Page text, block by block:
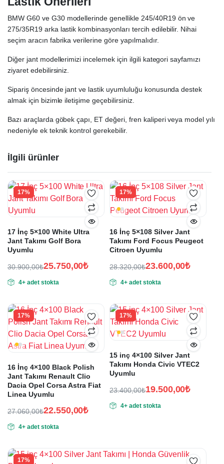
BMW G60 ve G30 modellerinde genellikle 245/40R19 ön ve
275/35R19 arka lastik kombinasyonları tercih edilebilir. Nihai
seçim aracın fabrika verilerine göre yapılmalıdır.
Diğer jant modellerimizi incelemek için ilgili kategori sayfamızı
ziyaret edebilirsiniz.
Sipariş öncesinde jant ve lastik uyumluluğu konusunda destek
almak için bizimle iletişime geçebilirsiniz.
Bazı araçlarda göbek çapı, ET değeri, fren kaliperi veya model yılı
nedeniyle ek teknik kontrol gerekebilir.
İlgili ürünler
17%
17 İnç 5×100 White Ultra
Jant Takımı Golf Bora
Uyumlu
30.900,00₺
fiyat:
25.750,00₺
andaki
25.750,00₺.
4+ adet stokta
17%
16 İnç 5×108 Silver Jant
Takımı Ford Focus Peugeot
Citroen Uyumlu
28.320,00₺
fiyat:
23.600,00₺
andaki
23.600,00₺.
4+ adet stokta
17%
16 İnç 4×100 Black Polish
Jant Takımı Renault Clio
Dacia Opel Corsa Astra Fiat
Linea Uyumlu
27.060,00₺
fiyat:
22.550,00₺
andaki
22.550,00₺.
4+ adet stokta
17%
15 inç 4×100 Silver Jant
Takımı Honda Civic VTEC2
Uyumlu
23.400,00₺
fiyat:
19.500,00₺
andaki
4+ adet stokta
17%